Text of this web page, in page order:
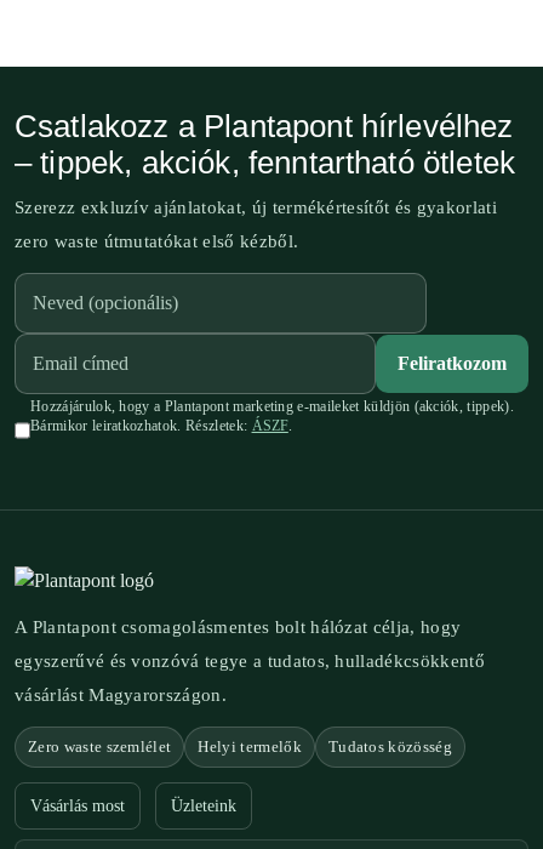
Csatlakozz a Plantapont hírlevélhez
– tippek, akciók, fenntartható ötletek
Szerezz exkluzív ajánlatokat, új termékértesítőt és gyakorlati
zero waste útmutatókat első kézből.
Feliratkozom
Hozzájárulok, hogy a Plantapont marketing e-maileket küldjön (akciók, tippek).
Bármikor leiratkozhatok. Részletek: ÁSZF.
A Plantapont csomagolásmentes bolt hálózat célja, hogy
egyszerűvé és vonzóvá tegye a tudatos, hulladékcsökkentő
vásárlást Magyarországon.
Zero waste szemlélet Helyi termelők Tudatos közösség
Vásárlás most Üzleteink